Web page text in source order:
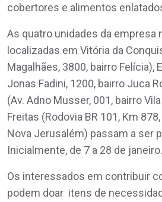
cobertores e alimentos
As quatro unidades da empresa
localizadas em Vitória da
Magalhães, 3800, bairro Felícia),
Jonas Fadini, 1200, bairro Juca
(Av. Adno Musser, 001, bairro
Freitas (Rodovia BR 101, Km
Nova Jerusalém) passam a ser
Inicialmente, de 7 a 28 de janeiro.
Os interessados em contribuir
podem doar itens de